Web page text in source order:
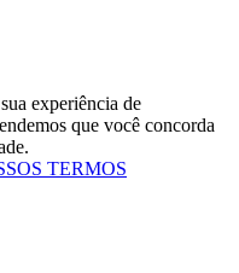
experiência de
que você concorda
TERMOS